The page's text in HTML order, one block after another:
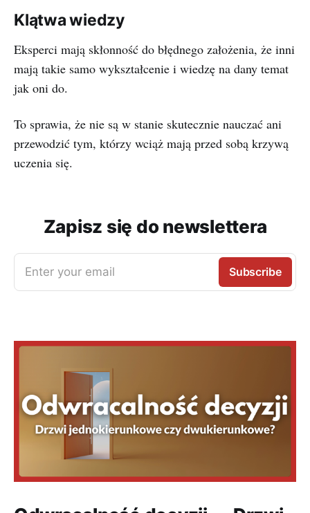
Klątwa wiedzy
Eksperci mają skłonność do błędnego założenia, że inni
mają takie samo wykształcenie i wiedzę na dany temat
jak oni do.
To sprawia, że nie są w stanie skutecznie nauczać ani
przewodzić tym, którzy wciąż mają przed sobą krzywą
uczenia się.
Zapisz się do newslettera
Enter your email Subscribe